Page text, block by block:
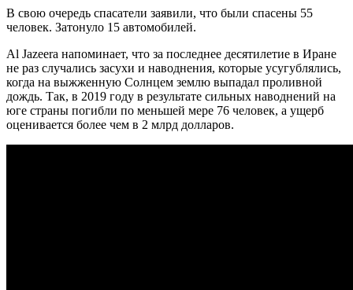
В свою очередь спасатели заявили, что были спасены 55
человек. Затонуло 15 автомобилей.
Al Jazeera напоминает, что за последнее десятилетие в Иране
не раз случались засухи и наводнения, которые усугублялись,
когда на выжженную Солнцем землю выпадал проливной
дождь. Так, в 2019 году в результате сильных наводнений на
юге страны погибли по меньшей мере 76 человек, а ущерб
оценивается более чем в 2 млрд долларов.